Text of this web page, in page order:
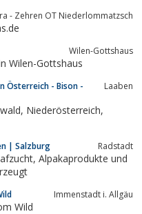
- Zehren OT Niederlommatzsch
Wilen-Gottshaus
Wilen-Gottshaus
Österreich - Bison -
Laaben
| Salzburg Radstadt
und
Immenstadt i. Allgäu
Wild